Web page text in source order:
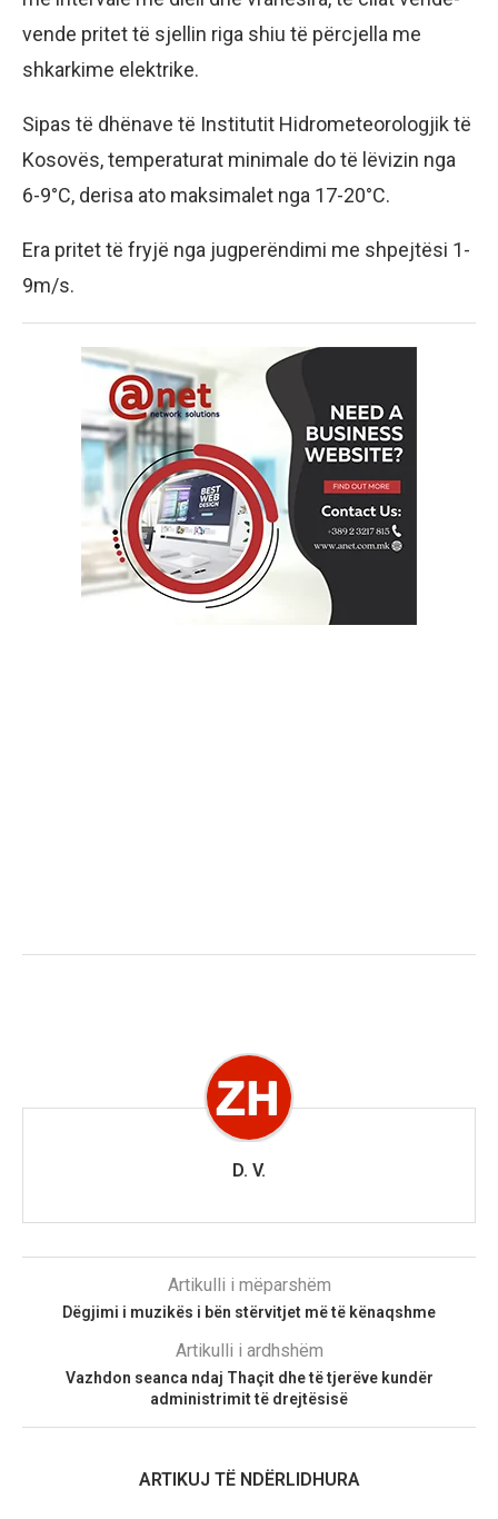
vende pritet të sjellin riga shiu të përcjella me
shkarkime elektrike.
Sipas të dhënave të Institutit Hidrometeorologjik të
Kosovës, temperaturat minimale do të lëvizin nga
6-9°C, derisa ato maksimalet nga 17-20°C.
Era pritet të fryjë nga jugperëndimi me shpejtësi 1-
9m/s.
D. V.
Artikulli i mëparshëm
Dëgjimi i muzikës i bën stërvitjet më të kënaqshme
Artikulli i ardhshëm
Vazhdon seanca ndaj Thaçit dhe të tjerëve kundër
administrimit të drejtësisë
ARTIKUJ TË NDËRLIDHURA